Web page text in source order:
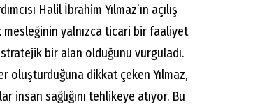
Halil İbrahim Yılmaz’ın açılış
mesleğinin yalnızca ticari bir faaliyet
bir alan olduğunu vurguladı.
oluşturduğuna dikkat çeken Yılmaz,
insan sağlığını tehlikeye atıyor. Bu